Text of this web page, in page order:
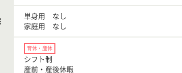
単身用 なし
家庭用 なし
育休・産休
シフト制
産前・産後休暇